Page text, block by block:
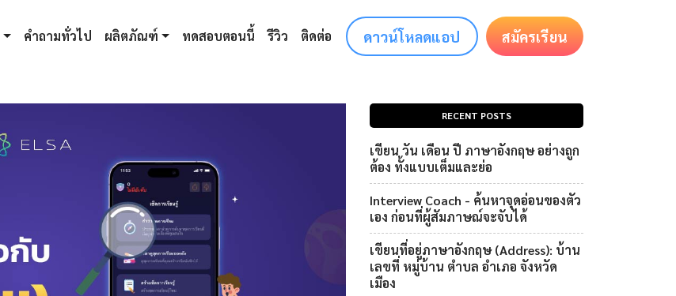
คำถามทั่วไป ผลิตภัณฑ์ ทดสอบตอนนี้ รีวิว ติดต่อ ดาวน์โหลดแอป สมัครเรียน
RECENT POSTS
เขียน วัน เดือน ปี ภาษาอังกฤษ อย่างถูก
ต้อง ทั้งแบบเต็มและย่อ
Interview Coach - ค้นหาจุดอ่อนของตัว
เอง ก่อนที่ผู้สัมภาษณ์จะจับได้
เขียนที่อยู่ภาษาอังกฤษ (Address): บ้าน
เลขที่ หมู่บ้าน ตำบล อำเภอ จังหวัด
เมือง